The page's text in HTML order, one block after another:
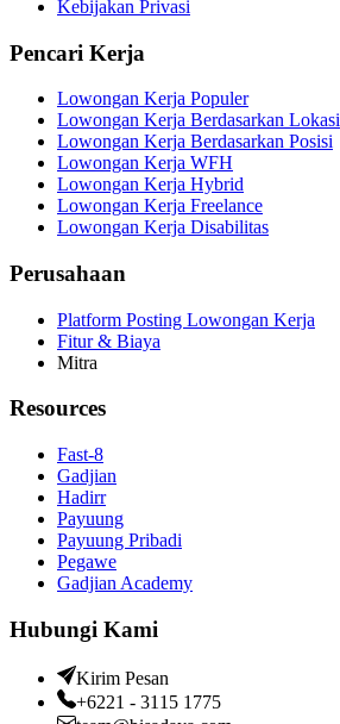
Kebijakan Privasi
Pencari Kerja
Lowongan Kerja Populer
Lowongan Kerja Berdasarkan Lokasi
Lowongan Kerja Berdasarkan Posisi
Lowongan Kerja WFH
Lowongan Kerja Hybrid
Lowongan Kerja Freelance
Lowongan Kerja Disabilitas
Perusahaan
Platform Posting Lowongan Kerja
Fitur & Biaya
Mitra
Resources
Fast-8
Gadjian
Hadirr
Payuung
Payuung Pribadi
Pegawe
Gadjian Academy
Hubungi Kami
Kirim Pesan
+6221 - 3115 1775